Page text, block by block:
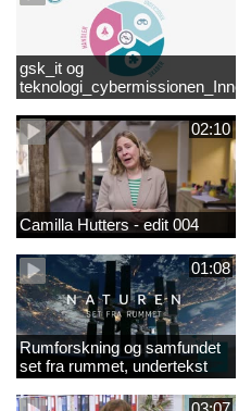
gsk_it og
02:10
Camilla Hutters - edit 004
01:08
Rumforskning og samfundet
set fra rummet, undertekst